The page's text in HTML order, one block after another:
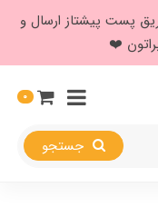
ثبت، از طریق پست پیشتاز ارسال و
❤️
0